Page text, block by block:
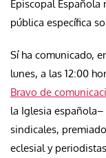
Episcopal
pública específica
Sí ha comunicado,
lunes, a las 12:00
Bravo de
la Iglesia
sindicales,
eclesial y